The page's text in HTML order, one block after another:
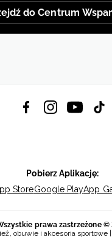
do Centrum
Pobierz Aplikację:
StoreGoogle PlayApp
prawa zastrzeżone ©
obuwie i akcesoria sportowe